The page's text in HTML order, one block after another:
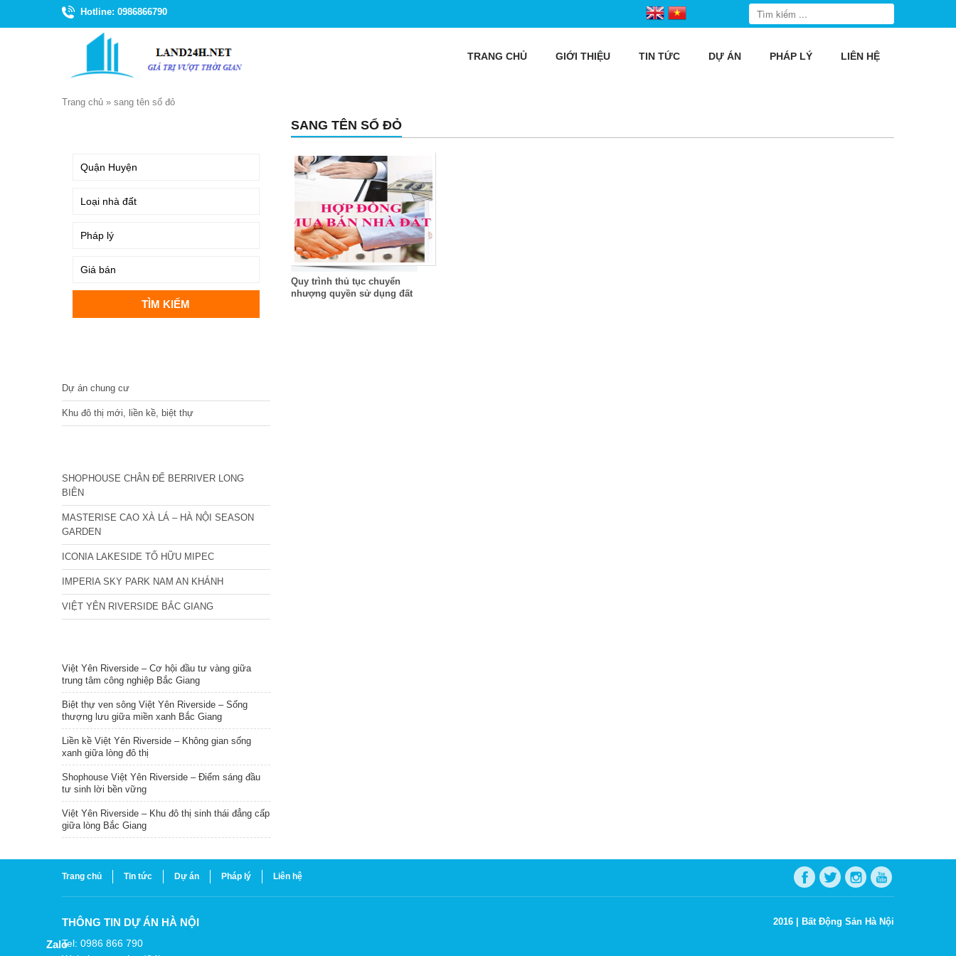
Hotline: 0986866790
TRANG CHỦ GIỚI THIỆU TIN TỨC DỰ ÁN PHÁP LÝ LIÊN HỆ
Trang chủ » sang tên sổ đỏ
SANG TÊN SỔ ĐỎ
Quy trình thủ tục chuyển
nhượng quyền sử dụng đất
Dự án chung cư
Khu đô thị mới, liền kề, biệt thự
SHOPHOUSE CHÂN ĐẾ BERRIVER LONG
BIÊN
MASTERISE CAO XÀ LÁ – HÀ NỘI SEASON
GARDEN
ICONIA LAKESIDE TỐ HỮU MIPEC
IMPERIA SKY PARK NAM AN KHÁNH
VIỆT YÊN RIVERSIDE BẮC GIANG
Việt Yên Riverside – Cơ hội đầu tư vàng giữa
trung tâm công nghiệp Bắc Giang
Biệt thự ven sông Việt Yên Riverside – Sống
thượng lưu giữa miền xanh Bắc Giang
Liền kề Việt Yên Riverside – Không gian sống
xanh giữa lòng đô thị
Shophouse Việt Yên Riverside – Điểm sáng đầu
tư sinh lời bền vững
Việt Yên Riverside – Khu đô thị sinh thái đẳng cấp
giữa lòng Bắc Giang
Trang chủ Tin tức Dự án Pháp lý Liên hệ
THÔNG TIN DỰ ÁN HÀ NỘI
Tel: 0986 866 790
2016 | Bất Động Sản Hà Nội
Zalo